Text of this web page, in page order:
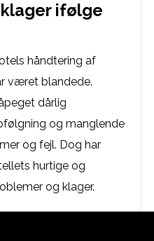
ifølge
håndtering af
været blandede.
dårlig
og manglende
og fejl. Dog har
hurtige og
og klager.